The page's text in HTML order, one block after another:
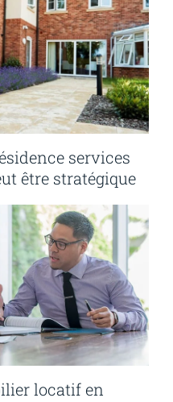
services
être stratégique
locatif en